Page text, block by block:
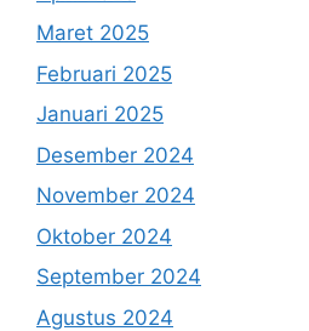
Maret 2025
Februari 2025
Januari 2025
Desember 2024
November 2024
Oktober 2024
September 2024
Agustus 2024